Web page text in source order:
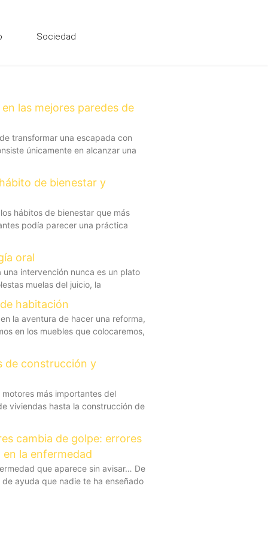
Sociedad
las mejores paredes de
transformar una escapada con
únicamente en alcanzar una
de bienestar y
hábitos de bienestar que más
podía parecer una práctica
oral
intervención nunca es un plato
muelas del juicio, la
habitación
la aventura de hacer una reforma,
en los muebles que colocaremos,
de construcción y
más importantes del
viviendas hasta la construcción de
cambia de golpe: errores
la enfermedad
que aparece sin avisar… De
ayuda que nadie te ha enseñado